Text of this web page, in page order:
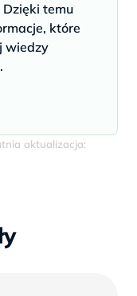
Dzięki temu
które
wiedzy
aktualizacja: